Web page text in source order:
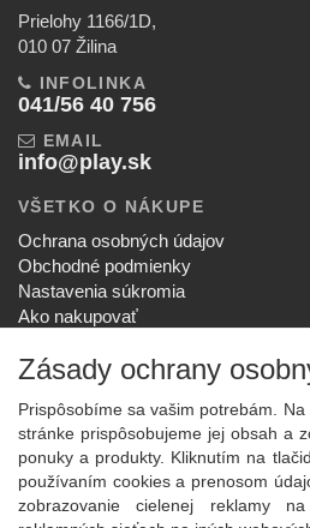
Prielohy 1166/1D,
010 07 Žilina
INFOLINKA
041/56 40 756
EMAIL
info@play.sk
VŠETKO O NÁKUPE
Ochrana osobných údajov
Obchodné podmienky
Nastavenia súkromia
Ako nakupovať
SPOLOČNOSŤ
O nás
Kontakt
Služby
Aktuality
NOVINKY NA EMAIL
Zásady ochrany
Prispôsobíme sa vašim potrebám.
stránke prispôsobujeme jej obsah a
ponuky a produkty. Kliknutím na
používaním cookies a prenosom
zobrazovanie cielenej reklamy